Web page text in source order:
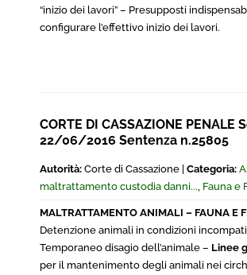
“inizio dei lavori” – Presupposti
configurare l’effettivo inizio dei lavori.
CORTE DI CASSAZIONE PENALE
22/06/2016 Sentenza n.25805
Autorità: Corte di Cassazione | Categoria:
maltrattamento custodia danni..., Fauna e
MALTRATTAMENTO ANIMALI – FAUNA E
Detenzione animali in condizioni
Temporaneo disagio dell’animale – Linee
per il mantenimento degli animali nei